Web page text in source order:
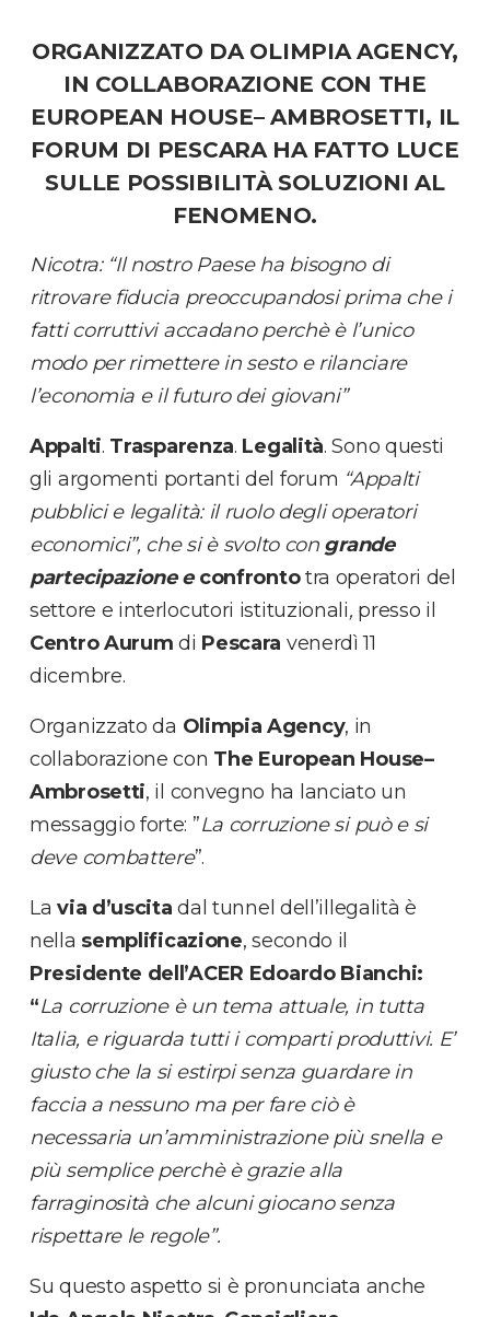
ORGANIZZATO DA OLIMPIA AGENCY,
IN COLLABORAZIONE CON THE
EUROPEAN HOUSE– AMBROSETTI, IL
FORUM DI PESCARA HA FATTO LUCE
SULLE POSSIBILITÀ SOLUZIONI AL
FENOMENO.
Nicotra: “Il nostro Paese ha bisogno di
ritrovare fiducia preoccupandosi prima che i
fatti corruttivi accadano perchè è l’unico
modo per rimettere in sesto e rilanciare
l’economia e il futuro dei giovani”
Appalti. Trasparenza. Legalità. Sono questi
gli argomenti portanti del forum “Appalti
pubblici e legalità: il ruolo degli operatori
economici”, che si è svolto con grande
partecipazione econfrontotra operatori del
settore e interlocutori istituzionali, presso il
Centro Aurum di Pescara venerdì 11
dicembre.
Organizzato da Olimpia Agency, in
collaborazione con The European House–
Ambrosetti, il convegno ha lanciato un
messaggio forte: ”La corruzione si può e si
deve combattere”.
Lavia d’uscita dal tunnel dell’illegalità è
nella semplificazione, secondo il
Presidente dell’ACER Edoardo Bianchi:
“La corruzione è un tema attuale, in tutta
Italia, e riguarda tutti i comparti produttivi. E’
giusto che la si estirpi senza guardare in
faccia a nessuno ma per fare ciò è
necessaria un’amministrazione più snella e
più semplice perchè è grazie alla
farraginosità che alcuni giocano senza
rispettare le regole”.
Su questo aspetto si è pronunciata anche